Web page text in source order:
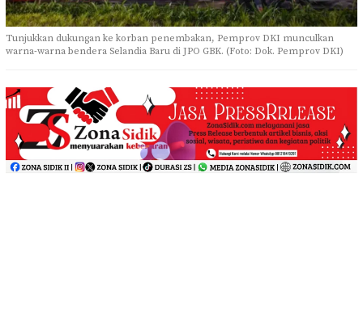
Tunjukkan dukungan ke korban penembakan, Pemprov DKI munculkan
warna-warna bendera Selandia Baru di JPO GBK. (Foto: Dok. Pemprov DKI)